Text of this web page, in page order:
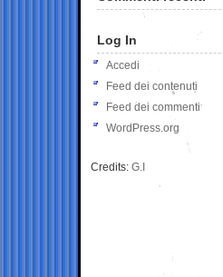
Log In
Accedi
Feed dei contenuti
Feed dei commenti
WordPress.org
Credits: G.I